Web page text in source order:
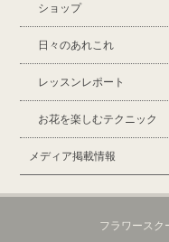
ショップ
日々のあれこれ
レッスンレポート
お花を楽しむテクニック
メディア掲載情報
フラワースク